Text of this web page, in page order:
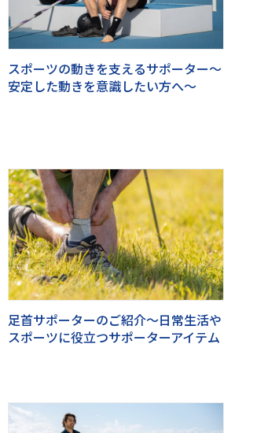
スポーツの動きを支えるサポーター～
安定した動きを意識したい方へ～
足首サポーターのご紹介～日常生活や
スポーツに役立つサポーターアイテム